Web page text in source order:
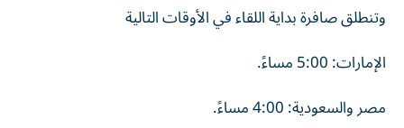
وتنطلق صافرة بداية اللقاء في الأوقات التالية
الإمارات: 5:00 مساءً.
مصر والسعودية: 4:00 مساءً.